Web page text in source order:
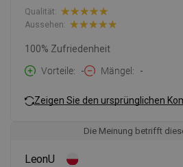
Qualität:
Aussehen:
100% Zufriedenheit
Vorteile
- Mängel -
Zeigen Sie den ursprünglichen
Die Meinung betrifft
LeonU